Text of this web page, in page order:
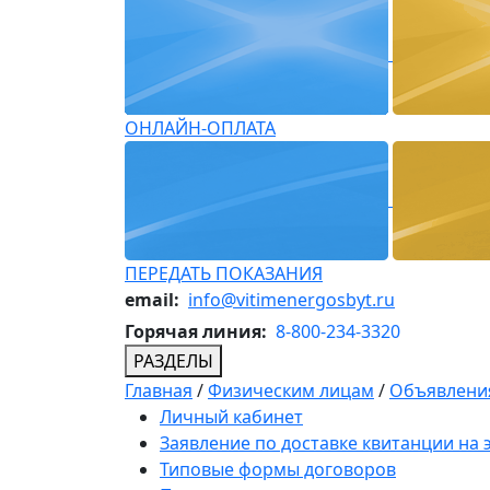
ОНЛАЙН-ОПЛАТА
ПЕРЕДАТЬ ПОКАЗАНИЯ
email: info@vitimenergosbyt.ru
Горячая линия: 8-800-234-3320
РАЗДЕЛЫ
Главная /Физическим лицам /
Личный кабинет
Заявление по доставке квитанции на
Типовые формы договоров